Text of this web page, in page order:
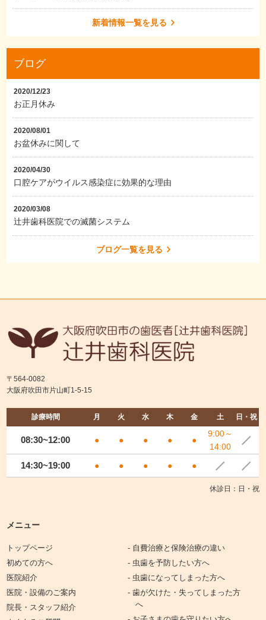
新着情報一覧を見る
ブログ
2020/12/23
お正月休み
2020/08/01
お盆休みに関して
2020/04/30
口腔ケアがウイルス感染症に効果的な理由
2020/03/08
辻井歯科医院での滅菌システム
ブログ一覧を見る
〒564-0082
大阪府吹田市片山町1-5-15
診療時間 月 火 水 木 金 土 日・祝
08:30~12:00 ● ● ● ● ●
9:00～
14:00
14:30~19:00 ● ● ● ● ●
休診日：日・祝
メニュー
トップページ
初めての方へ
医院紹介
医院・設備のご案内
院長・スタッフ紹介
- 自費治療と保険治療の違い
- 虫歯を予防したい方へ
- 虫歯になってしまった方へ
- 歯が欠けた・失ってしまった方
へ